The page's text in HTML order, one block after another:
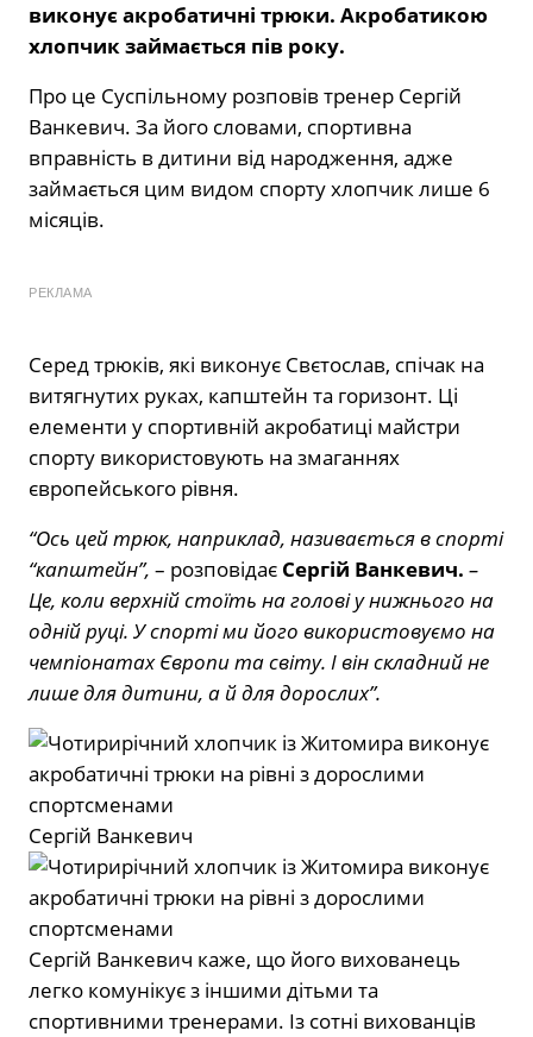
виконує акробатичні трюки. Акробатикою
хлопчик займається пів року.
Про це Суспільному розповів тренер Сергій
Ванкевич. За його словами, спортивна
вправність в дитини від народження, адже
займається цим видом спорту хлопчик лише 6
місяців.
РЕКЛАМА
Серед трюків, які виконує Свєтослав, спічак на
витягнутих руках, капштейн та горизонт. Ці
елементи у спортивній акробатиці майстри
спорту використовують на змаганнях
європейського рівня.
“Ось цей трюк, наприклад, називається в спорті
“капштейн”, – розповідає Сергій Ванкевич. –
Це, коли верхній стоїть на голові у нижнього на
одній руці. У спорті ми його використовуємо на
чемпіонатах Європи та світу. І він складний не
лише для дитини, а й для дорослих”.
Сергій Ванкевич
Сергій Ванкевич каже, що його вихованець
легко комунікує з іншими дітьми та
спортивними тренерами. Із сотні вихованців